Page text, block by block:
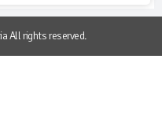
All rights reserved.